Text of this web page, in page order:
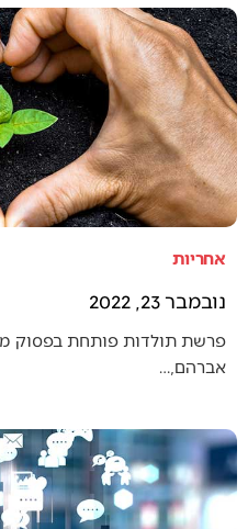
אחריות
נובמבר 23, 2022
פרשת תולדות פותחת בפסוק
אברהם,…